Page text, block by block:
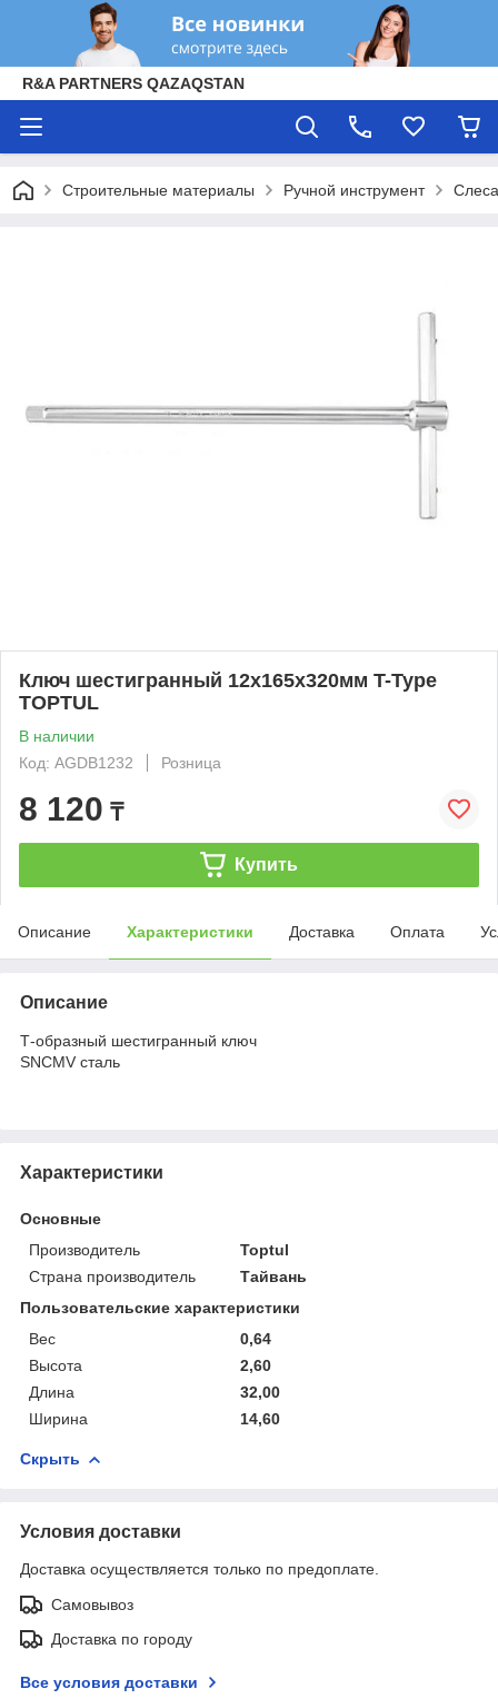
R&A PARTNERS QAZAQSTAN
Строительные материалы Ручной инструмент
Ключ шестигранный 12х165x320мм T-Type
TOPTUL
В наличии
Код: AGDB1232
Розница
8 120 ₸
Купить
Описание Характеристики Доставка Оплата
Описание
Т-образный шестигранный ключ
SNCMV сталь
Характеристики
Основные
Производитель
Toptul
Страна производитель
Тайвань
Пользовательские характеристики
Вес
0,64
Высота
2,60
Длина
32,00
Ширина
14,60
Скрыть
Условия доставки
Доставка осуществляется только по предоплате.
Самовывоз
Доставка по городу
Все условия доставки